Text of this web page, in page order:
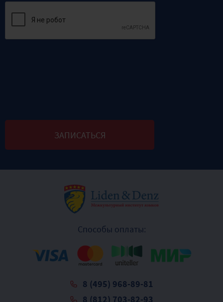
Способы оплаты:
8 (495) 968-89-81
8 (812) 703-82-93